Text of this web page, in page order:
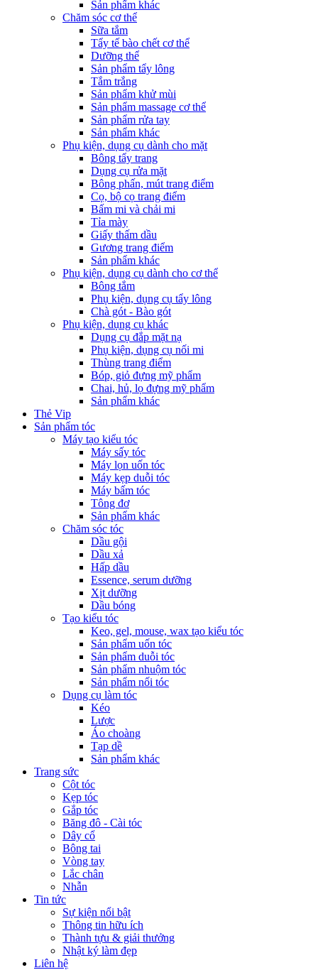
Sản phẩm khác
Chăm sóc cơ thể
Sữa tắm
Tẩy tế bào chết cơ thể
Dưỡng thể
Sản phẩm tẩy lông
Tắm trắng
Sản phẩm khử mùi
Sản phẩm massage cơ thể
Sản phẩm rửa tay
Sản phẩm khác
Phụ kiện, dụng cụ dành cho mặt
Bông tẩy trang
Dụng cụ rửa mặt
Bông phấn, mút trang điểm
Cọ, bộ cọ trang điểm
Bấm mi và chải mi
Tỉa mày
Giấy thấm dầu
Gương trang điểm
Sản phẩm khác
Phụ kiện, dụng cụ dành cho cơ thể
Bông tắm
Phụ kiện, dụng cụ tẩy lông
Chà gót - Bào gót
Phụ kiện, dụng cụ khác
Dụng cụ đắp mặt nạ
Phụ kiện, dụng cụ nối mi
Thùng trang điểm
Bóp, giỏ đựng mỹ phẩm
Chai, hủ, lọ đựng mỹ phẩm
Sản phẩm khác
Thẻ Vip
Sản phẩm tóc
Máy tạo kiểu tóc
Máy sấy tóc
Máy lọn uốn tóc
Máy kẹp duỗi tóc
Máy bấm tóc
Tông đơ
Sản phẩm khác
Chăm sóc tóc
Dầu gội
Dầu xả
Hấp dầu
Essence, serum dưỡng
Xịt dưỡng
Dầu bóng
Tạo kiểu tóc
Keo, gel, mouse, wax tạo kiểu tóc
Sản phẩm uốn tóc
Sản phẩm duỗi tóc
Sản phẩm nhuộm tóc
Sản phẩm nối tóc
Dụng cụ làm tóc
Kéo
Lược
Áo choàng
Tạp dề
Sản phẩm khác
Trang sức
Cột tóc
Kẹp tóc
Gắp tóc
Băng đô - Cài tóc
Dây cổ
Bông tai
Vòng tay
Lắc chân
Nhẫn
Tin tức
Sự kiện nổi bật
Thông tin hữu ích
Thành tựu & giải thưởng
Nhật ký làm đẹp
Liên hệ